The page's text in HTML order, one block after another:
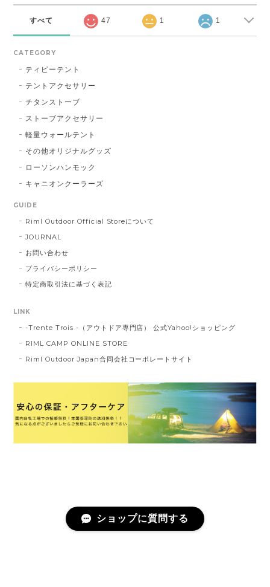
すべて 47 1 1
CATEGORY
ティピーテント
テントアクセサリー
チタンストーブ
ストーブアクセサリー
軽量ウォールテント
その他オリジナルグッズ
ローソンハンモック
キャニオンクーラーズ
GUIDE
Riml Outdoor Official Storeについて
JOURNAL
お問い合わせ
プライバシーポリシー
特定商取引法に基づく表記
LINK
-Trente Trois -（アウトドア専門店） 公式Yahoo!ショッピング
RIML CAMP ONLINE STORE
Riml Outdoor Japan合同会社コーポレートサイト
ショップに質問する